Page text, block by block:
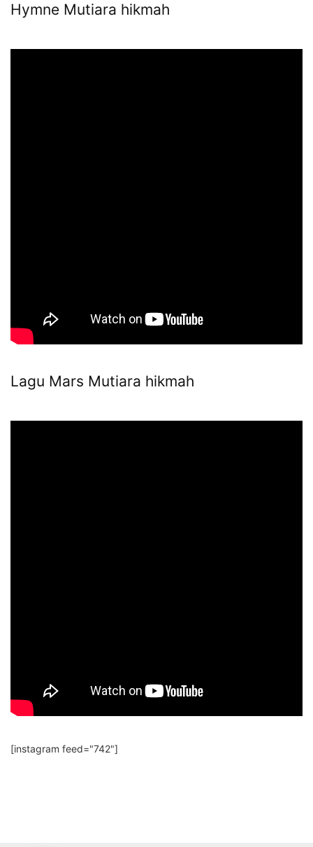
Hymne Mutiara hikmah
Lagu Mars Mutiara hikmah
[instagram feed="742"]